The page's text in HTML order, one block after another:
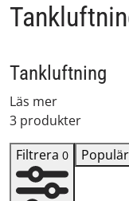
Tankluftning
Läs mer
3 produkter
Filtrera 0